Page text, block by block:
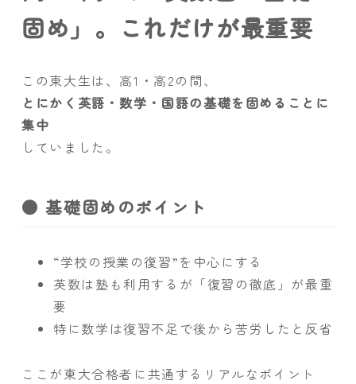
固め」。これだけが最重要
この東大生は、高1・高2の間、
とにかく英語・数学・国語の基礎を固めることに
集中
していました。
● 基礎固めのポイント
“学校の授業の復習”を中心にする
英数は塾も利用するが「復習の徹底」が最重
要
特に数学は復習不足で後から苦労したと反省
ここが東大合格者に共通するリアルなポイント